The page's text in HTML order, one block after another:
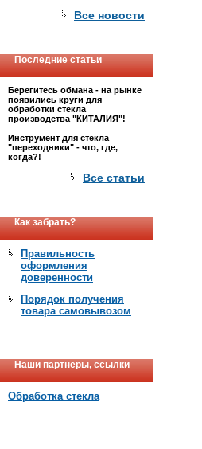
Все новости
Последние статьи
Берегитесь обмана - на рынке
появились круги для
обработки стекла
производства "КИТАЛИЯ"!
Инструмент для стекла
"переходники" - что, где,
когда?!
Все статьи
Как забрать?
Правильность
оформления
доверенности
Порядок получения
товара самовывозом
Наши партнеры, ссылки
Обработка стекла